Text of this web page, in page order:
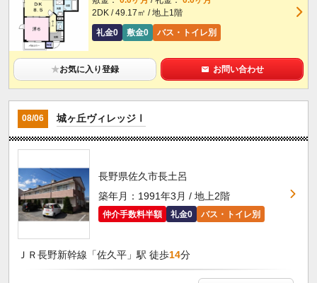
2DK / 49.17㎡ / 地上1階
礼金0
敷金0 バス・トイレ別
★お気に入り登録 お問い合わせ
08/06 城ヶ丘ヴィレッジⅠ
長野県佐久市長土呂
築年月：1991年3月 / 地上2階
仲介手数料半額 礼金0 バス・トイレ別
ＪＲ長野新幹線「佐久平」駅 徒歩14分